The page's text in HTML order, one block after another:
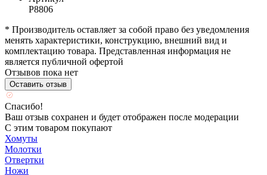
P8806
* Производитель оставляет за собой право без уведомления
менять характеристики, конструкцию, внешний вид и
комплектацию товара. Представленная информация не
является публичной офертой
Отзывов пока нет
Оставить отзыв
Спасибо!
Ваш отзыв сохранен и будет отображен после модерации
С этим товаром покупают
Хомуты
Молотки
Отвертки
Ножи